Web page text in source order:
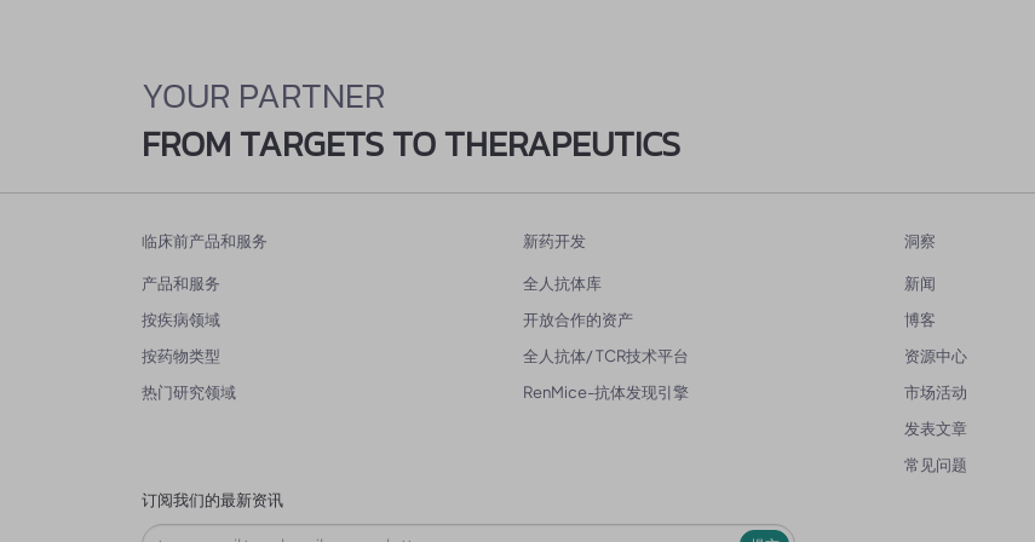
YOUR PARTNER
FROM TARGETS TO THERAPEUTICS
临床前产品和服务
产品和服务
按疾病领域
按药物类型
热门研究领域
新药开发
全人抗体库
开放合作的资产
全人抗体/ TCR技术平台
RenMice-抗体发现引擎
洞察
新闻
博客
资源中心
市场活动
发表文章
常见问题
订阅我们的最新资讯